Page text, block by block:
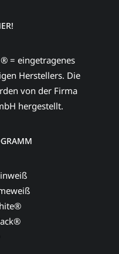
= eingetragenes
Herstellers. Die
von der Firma
hergestellt.